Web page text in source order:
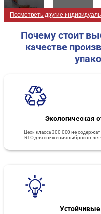
Посмотреть другие
Почему стоит
качестве
Экологическая
Цехи класса 300 000 не
RTO для снижения выбросов